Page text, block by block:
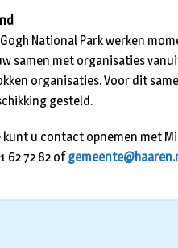
National Park werken
samen met organisaties
organisaties. Voor dit
gesteld.
u contact opnemen met
62 72 82 of